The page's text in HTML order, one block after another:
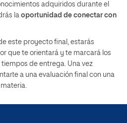
adquiridos durante el
la oportunidad de conectar con
este proyecto final, estarás
que te orientará y te marcará los
de entrega. Una vez
a una evaluación final con una